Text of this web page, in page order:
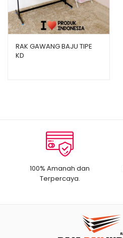
RAK GAWANG BAJU TIPE
KD
100% Amanah dan
Terpercaya.